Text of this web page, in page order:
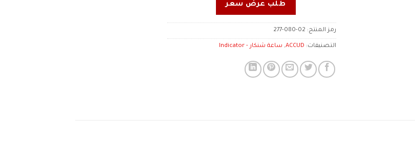
طلب عرض سعر
رمز المنتج: 277-080-02
التصنيفات: ACCUD
, ساعة شنكار - Indicator